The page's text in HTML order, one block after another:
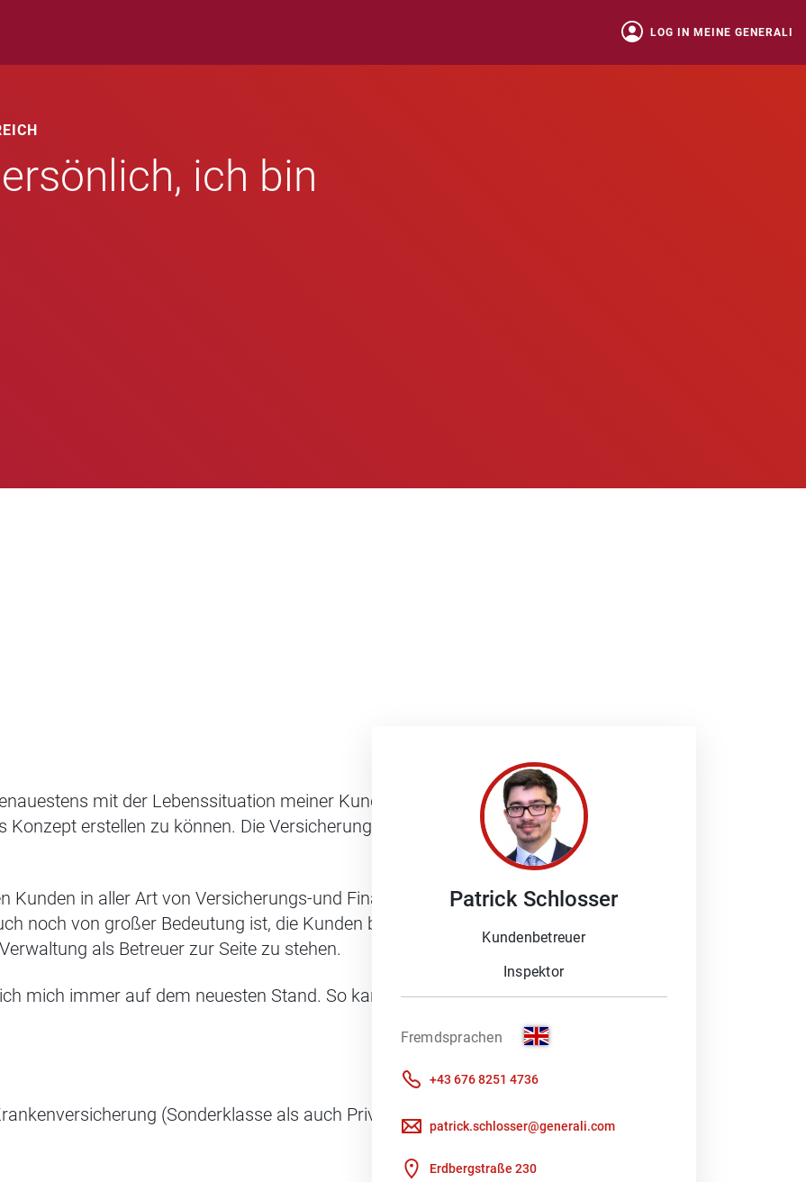
LOG IN MEINE GENERALI
ich bin
Patrick Schlosser
Kundenbetreuer
Inspektor
Fremdsprachen
+43 676 8251 4736
patrick.schlosser@generali.com
Erdbergstraße 230
mit der Lebenssituation meiner Kunden individuell auseinanderzusetzen um
erstellen zu können. Die Versicherungsprodukte sind so vielfältig wie die
Kunden in aller Art von Versicherungs-und Finanzierungsfragen als Berater zur
noch von großer Bedeutung ist, die Kunden bei der Kontrolle und Abwicklung von
als Betreuer zur Seite zu stehen.
mich immer auf dem neuesten Stand. So kann ich Ihnen als vertrauensvoller
(Sonderklasse als auch Privatarztversicherung),